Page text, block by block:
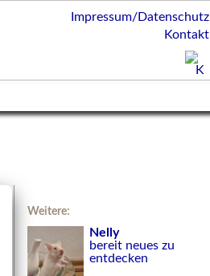
Weitere:
Nelly
bereit neues zu
entdecken
Impressum/Datenschutz
Kontakt